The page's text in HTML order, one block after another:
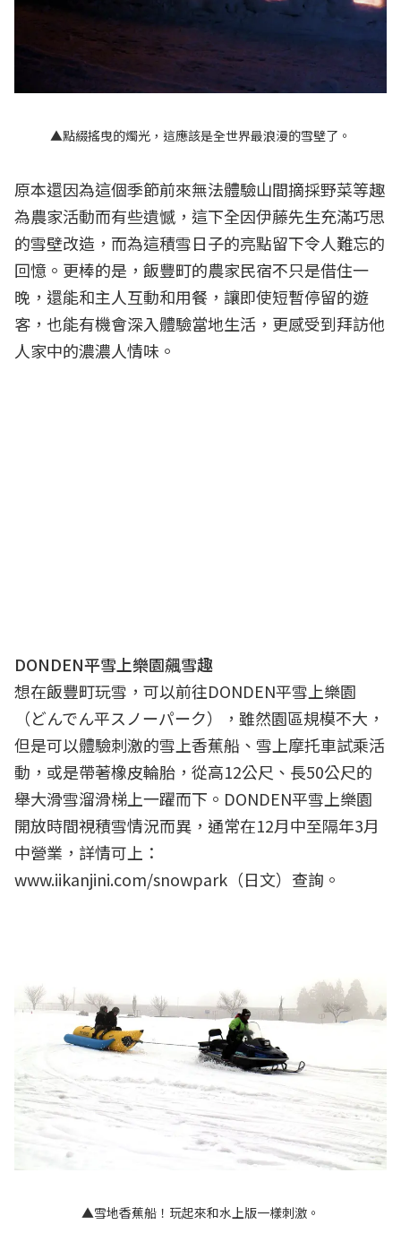
▲點綴搖曳的燭光，這應該是全世界最浪漫的雪壁了。
原本還因為這個季節前來無法體驗山間摘採野菜等趣
為農家活動而有些遺憾，這下全因伊藤先生充滿巧思
的雪壁改造，而為這積雪日子的亮點留下令人難忘的
回憶。更棒的是，飯豐町的農家民宿不只是借住一
晚，還能和主人互動和用餐，讓即使短暫停留的遊
客，也能有機會深入體驗當地生活，更感受到拜訪他
人家中的濃濃人情味。
DONDEN平雪上樂園飆雪趣
想在飯豐町玩雪，可以前往DONDEN平雪上樂園
（どんでん平スノーパーク），雖然園區規模不大，
但是可以體驗刺激的雪上香蕉船、雪上摩托車試乘活
動，或是帶著橡皮輪胎，從高12公尺、長50公尺的
舉大滑雪溜滑梯上一躍而下。DONDEN平雪上樂園
開放時間視積雪情況而異，通常在12月中至隔年3月
中營業，詳情可上：
www.iikanjini.com/snowpark（日文）查詢。
▲雪地香蕉船！玩起來和水上版一樣刺激。